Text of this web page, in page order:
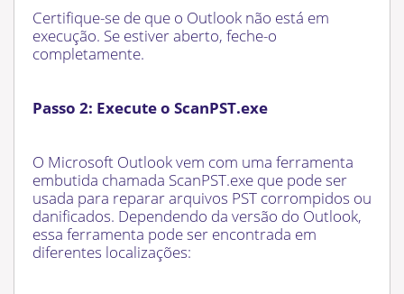
Certifique-se de que o Outlook não está em
execução. Se estiver aberto, feche-o
completamente.
Passo 2: Execute o ScanPST.exe
O Microsoft Outlook vem com uma ferramenta
embutida chamada ScanPST.exe que pode ser
usada para reparar arquivos PST corrompidos ou
danificados. Dependendo da versão do Outlook,
essa ferramenta pode ser encontrada em
diferentes localizações: